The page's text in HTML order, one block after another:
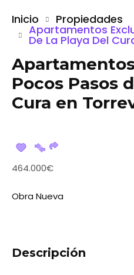
Inicio Propiedades
Apartamentos
De La Playa Del
Pocos Pasos
Cura en
464.000€
Obra Nueva
Descripción